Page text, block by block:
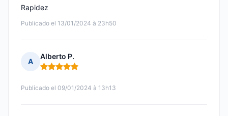
Publicado el 13/01/2024 à 23h50
Rapidez
A
Alberto P.
Nota: 5 de 5
Publicado el 09/01/2024 à 13h13